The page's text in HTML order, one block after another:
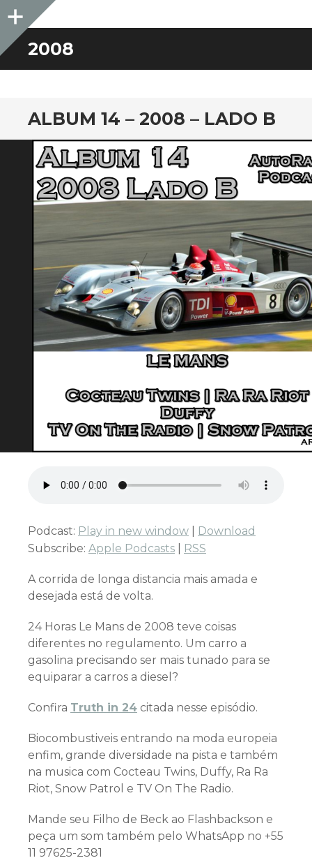
Sidebar
2008
ALBUM 14 – 2008 – LADO B
Podcast: Play in new window
Download
Subscribe: Apple Podcasts RSS
A corrida de longa distancia mais amada e
desejada está de volta.
24 Horas Le Mans de 2008 teve coisas
diferentes no regulamento. Um carro a
gasolina precisando ser mais tunado para se
equiparar a carros a diesel?
Confira Truth in 24 citada nesse episódio.
Biocombustiveis entrando na moda europeia
enfim, grande diversidade na pista e também
na musica com Cocteau Twins, Duffy, Ra Ra
Riot, Snow Patrol e TV On The Radio.
Mande seu Filho de Beck ao Flashbackson e
peça um som também pelo WhatsApp no +55
11 97625-2381